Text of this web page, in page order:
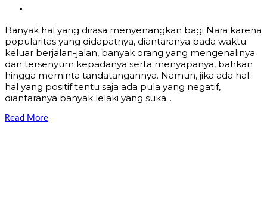
Banyak hal yang dirasa menyenangkan bagi Nara karena
popularitas yang didapatnya, diantaranya pada waktu
keluar berjalan-jalan, banyak orang yang mengenalinya
dan tersenyum kepadanya serta menyapanya, bahkan
hingga meminta tandatangannya. Namun, jika ada hal-
hal yang positif tentu saja ada pula yang negatif,
diantaranya banyak lelaki yang suka...
Read More